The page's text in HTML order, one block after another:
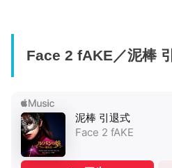
Face 2 fAKE／泥棒